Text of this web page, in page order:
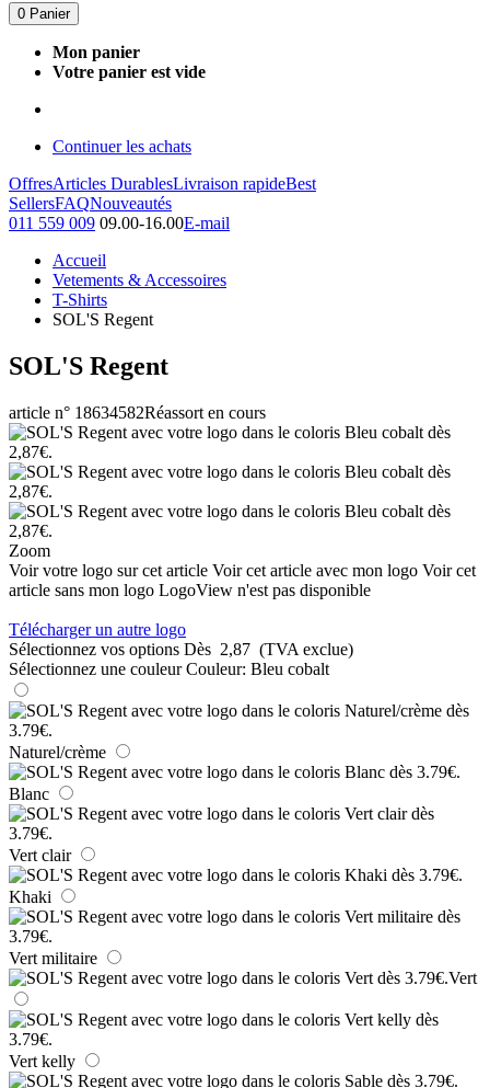
0 Panier
Mon panier
Votre panier est vide
Continuer les achats
OffresArticles DurablesLivraison rapideBest
SellersFAQNouveautés
011 559 009 09.00-16.00E-mail
Accueil
Vetements & Accessoires
T-Shirts
SOL'S Regent
SOL'S Regent
article n° 18634582Réassort en cours
Zoom
Voir votre logo sur cet article Voir cet article avec mon logo Voir cet
article sans mon logo LogoView n'est pas disponible
Télécharger un autre logo
Sélectionnez vos options Dès 2,87 (TVA exclue)
Sélectionnez une couleur Couleur: Bleu cobalt
Naturel/crème
Blanc
Vert clair
Khaki
Vert militaire
Vert
Vert kelly